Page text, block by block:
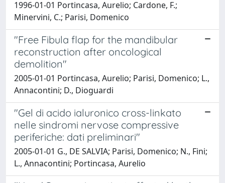
1996-01-01 Portincasa, Aurelio; Cardone, F.;
Minervini, C.; Parisi, Domenico
"Free Fibula flap for the mandibular
reconstruction after oncological
demolition"
2005-01-01 Portincasa, Aurelio; Parisi, Domenico; L.,
Annacontini; D., Dioguardi
"Gel di acido ialuronico cross-linkato
nelle sindromi nervose compressive
periferiche: dati preliminari"
2005-01-01 G., DE SALVIA; Parisi, Domenico; N., Fini;
L., Annacontini; Portincasa, Aurelio